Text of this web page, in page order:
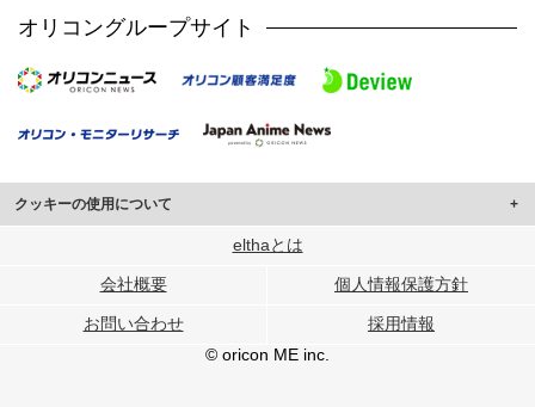
オリコングループサイト
クッキーの使用について
このサイトでは Cookie を使用して、ユーザーに合わせたコンテンツや広告の
行っています。
メディアや広告配信、データ解析の各パートナーに提供しています。
各パートナーは、この情報とユーザーが各パートナーに提供した他の情報や、
ユーザーが各パートナーのサービスを使用したときに収集した他の情報を組み
elthaとは
会社概要 個人情報保護方針
お問い合わせ
採用情報
© oricon ME inc.